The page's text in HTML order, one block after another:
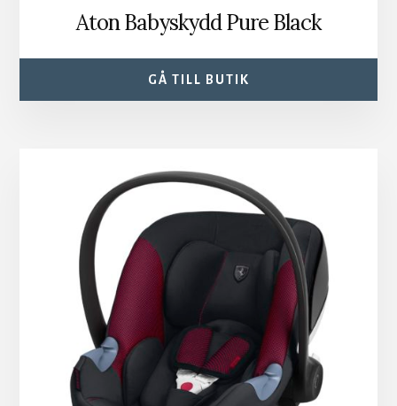
Aton Babyskydd Pure Black
GÅ TILL BUTIK